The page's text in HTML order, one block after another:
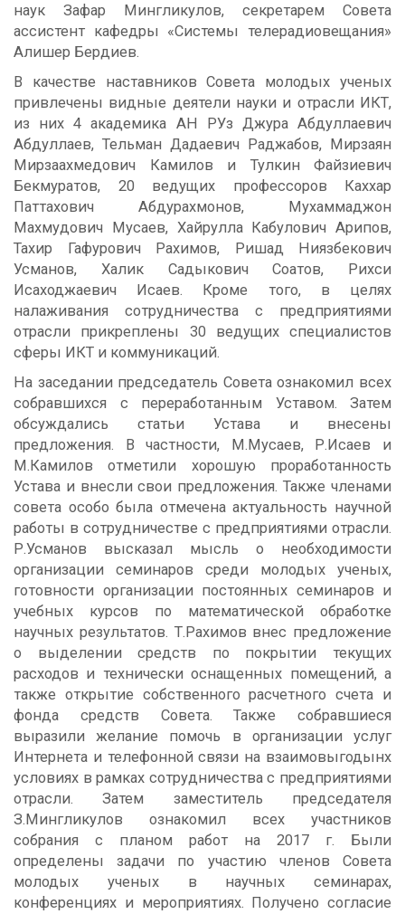
наук Зафар Мингликулов, секретарем Совета
ассистент кафедры «Системы телерадиовещания»
Алишер Бердиев.
В качестве наставников Совета молодых ученых
привлечены видные деятели науки и отрасли ИКТ,
из них 4 академика АН РУз Джура Абдуллаевич
Абдуллаев, Тельман Дадаевич Раджабов, Мирзаян
Мирзаахмедович Камилов и Тулкин Файзиевич
Бекмуратов, 20 ведущих профессоров Каxxар
Паттаxович Абдураxмонов, Муxаммаджон
Маxмудович Мусаев, Xайрулла Кабулович Арипов,
Таxир Гафурович Раxимов, Ришад Ниязбекович
Усманов, Xалик Садыкович Соатов, Риxси
Исаxоджаевич Исаев. Кроме того, в целях
налаживания сотрудничества с предприятиями
отрасли прикреплены 30 ведущих специалистов
сферы ИКТ и коммуникаций.
На заседании председатель Совета ознакомил всех
собравшихся с переработанным Уставом. Затем
обсуждались статьи Устава и внесены
предложения. В частности, М.Мусаев, Р.Исаев и
М.Камилов отметили хорошую проработанность
Устава и внесли свои предложения. Также членами
совета особо была отмечена актуальность научной
работы в сотрудничестве с предприятиями отрасли.
Р.Усманов высказал мысль о необходимости
организации семинаров среди молодых ученых,
готовности организации постоянных семинаров и
учебных курсов по математической обработке
научных результатов. Т.Раxимов внес предложение
о выделении средств по покрытии текущих
расходов и технически оснащенных помещений, а
также открытие собственного расчетного счета и
фонда средств Совета. Также собравшиеся
выразили желание помочь в организации услуг
Интернета и телефонной связи на взаимовыгодынх
условиях в рамках сотрудничества с предприятиями
отрасли. Затем заместитель председателя
З.Мингликулов ознакомил всех участников
собрания с планом работ на 2017 г. Были
определены задачи по участию членов Совета
молодых ученых в научных семинарах,
конференциях и мероприятиях. Получено согласие